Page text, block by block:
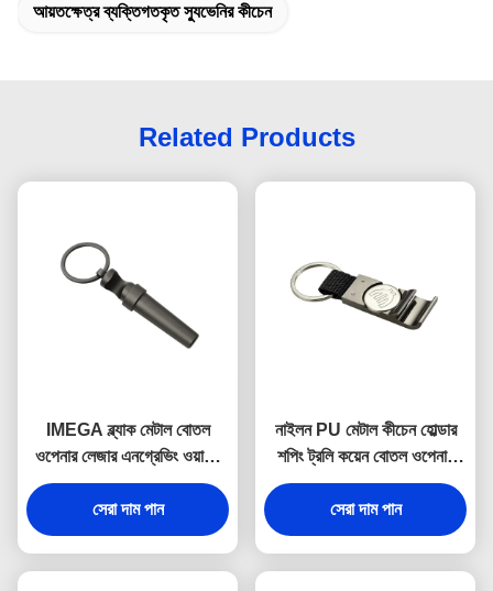
আয়তক্ষেত্র ব্যক্তিগতকৃত স্যুভেনির কীচেন
Related Products
IMEGA ব্ল্যাক মেটাল বোতল
ওপেনার লেজার এনগ্রেভিং ওয়াইন
কর্কস্ক্রু কীচেন
সেরা দাম পান
নাইলন PU মেটাল কীচেন হোল্ডার
শপিং ট্রলি কয়েন বোতল ওপেনার
কীরিং
সেরা দাম পান